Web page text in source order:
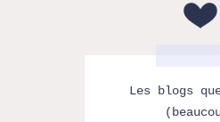
Les blogs